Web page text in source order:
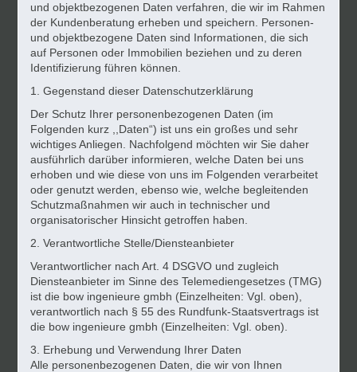
und objektbezogenen Daten verfahren, die wir im Rahmen
der Kundenberatung erheben und speichern. Personen-
und objektbezogene Daten sind Informationen, die sich
auf Personen oder Immobilien beziehen und zu deren
Identifizierung führen können.
1. Gegenstand dieser Datenschutzerklärung
Der Schutz Ihrer personenbezogenen Daten (im
Folgenden kurz ,,Daten“) ist uns ein großes und sehr
wichtiges Anliegen. Nachfolgend möchten wir Sie daher
ausführlich darüber informieren, welche Daten bei uns
erhoben und wie diese von uns im Folgenden verarbeitet
oder genutzt werden, ebenso wie, welche begleitenden
Schutzmaßnahmen wir auch in technischer und
organisatorischer Hinsicht getroffen haben.
2. Verantwortliche Stelle/Diensteanbieter
Verantwortlicher nach Art. 4 DSGVO und zugleich
Diensteanbieter im Sinne des Telemediengesetzes (TMG)
ist die bow ingenieure gmbh (Einzelheiten: Vgl. oben),
verantwortlich nach § 55 des Rundfunk-Staatsvertrags ist
die bow ingenieure gmbh (Einzelheiten: Vgl. oben).
3. Erhebung und Verwendung Ihrer Daten
Alle personenbezogenen Daten, die wir von Ihnen